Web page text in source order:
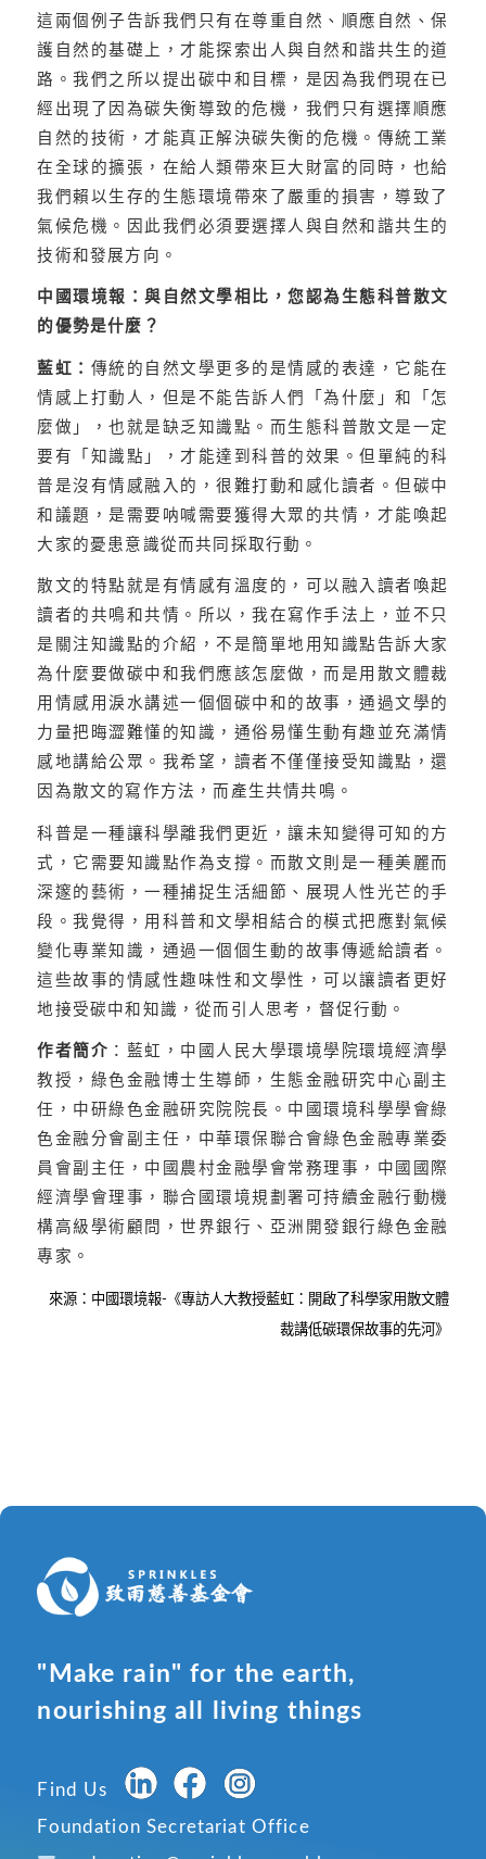
這兩個例子告訴我們只有在尊重自然、順應自然、保
護自然的基礎上，才能探索出人與自然和諧共生的道
路。我們之所以提出碳中和目標，是因為我們現在已
經出現了因為碳失衡導致的危機，我們只有選擇順應
自然的技術，才能真正解決碳失衡的危機。傳統工業
在全球的擴張，在給人類帶來巨大財富的同時，也給
我們賴以生存的生態環境帶來了嚴重的損害，導致了
氣候危機。因此我們必須要選擇人與自然和諧共生的
技術和發展方向。
中國環境報：與自然文學相比，您認為生態科普散文
的優勢是什麼？
藍虹： 傳統的自然文學更多的是情感的表達，它能在
情感上打動人，但是不能告訴人們「為什麼」和「怎
麼做」，也就是缺乏知識點。而生態科普散文是一定
要有「知識點」，才能達到科普的效果。但單純的科
普是沒有情感融入的，很難打動和感化讀者。但碳中
和議題，是需要呐喊需要獲得大眾的共情，才能喚起
大家的憂患意識從而共同採取行動。
散文的特點就是有情感有溫度的，可以融入讀者喚起
讀者的共鳴和共情。所以，我在寫作手法上，並不只
是關注知識點的介紹，不是簡單地用知識點告訴大家
為什麼要做碳中和我們應該怎麼做，而是用散文體裁
用情感用淚水講述一個個碳中和的故事，通過文學的
力量把晦澀難懂的知識，通俗易懂生動有趣並充滿情
感地講給公眾。我希望，讀者不僅僅接受知識點，還
因為散文的寫作方法，而產生共情共鳴。
科普是一種讓科學離我們更近，讓未知變得可知的方
式，它需要知識點作為支撐。而散文則是一種美麗而
深邃的藝術，一種捕捉生活細節、展現人性光芒的手
段。我覺得，用科普和文學相結合的模式把應對氣候
變化專業知識，通過一個個生動的故事傳遞給讀者。
這些故事的情感性趣味性和文學性，可以讓讀者更好
地接受碳中和知識，從而引人思考，督促行動。
作者簡介 ：藍虹，中國人民大學環境學院環境經濟學
教授，綠色金融博士生導師，生態金融研究中心副主
任，中研綠色金融研究院院長。中國環境科學學會綠
色金融分會副主任，中華環保聯合會綠色金融專業委
員會副主任，中國農村金融學會常務理事，中國國際
經濟學會理事，聯合國環境規劃署可持續金融行動機
構高級學術顧問，世界銀行、亞洲開發銀行綠色金融
專家。
來源：中國環境報- 《專訪人大教授藍虹：開啟了科學家用散文體
裁講低碳環保故事的先河》
"Make rain" for the earth,
nourishing all living things
Find Us
Foundation Secretariat Office